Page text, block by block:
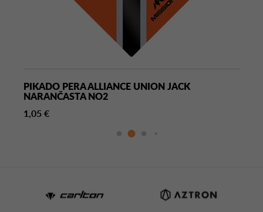
PIKADO PERA ALLIANCE UNION JACK
NARANČASTA NO2
1,05 €